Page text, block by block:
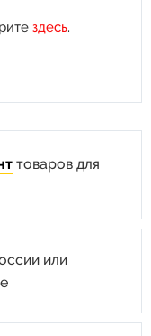
здесь.
товаров для
или